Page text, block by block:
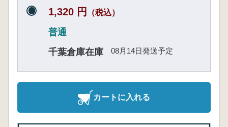
1,320 円 （税込）
普通
千葉倉庫在庫
08月14日発送予定
カートに入れる